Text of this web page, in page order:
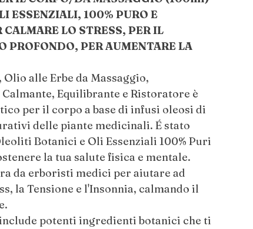
ESSENZIALI, 100% PURO E
CALMARE LO STRESS, PER IL
PROFONDO, PER AUMENTARE LA
alle Erbe da Massaggio,
Calmante, Equilibrante e Ristoratore è
per il corpo a base di infusi oleosi di
delle piante medicinali. É stato
Botanici e Oli Essenziali 100% Puri
la tua salute fisica e mentale.
da erboristi medici per aiutare ad
la Tensione e l'Insonnia, calmando il
potenti ingredienti botanici che ti